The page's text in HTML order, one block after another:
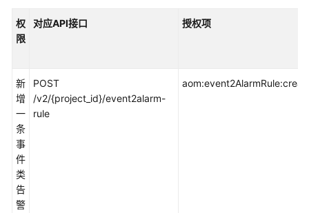
费
说
速
指
权
限
对应API接口 授权项
新
增
一
条
事
件
类
告
警
POST
/v2/{project_id}/event2alarm-
rule